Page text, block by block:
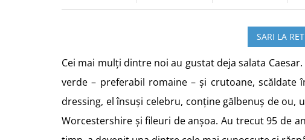
SARI LA
Cei mai mulți dintre noi au gustat deja salata
verde – preferabil romaine – și crutoane,
dressing, el însuși celebru, conține gălbenuș de ou,
Worcestershire și fileuri de anșoa. Au trecut 95 de